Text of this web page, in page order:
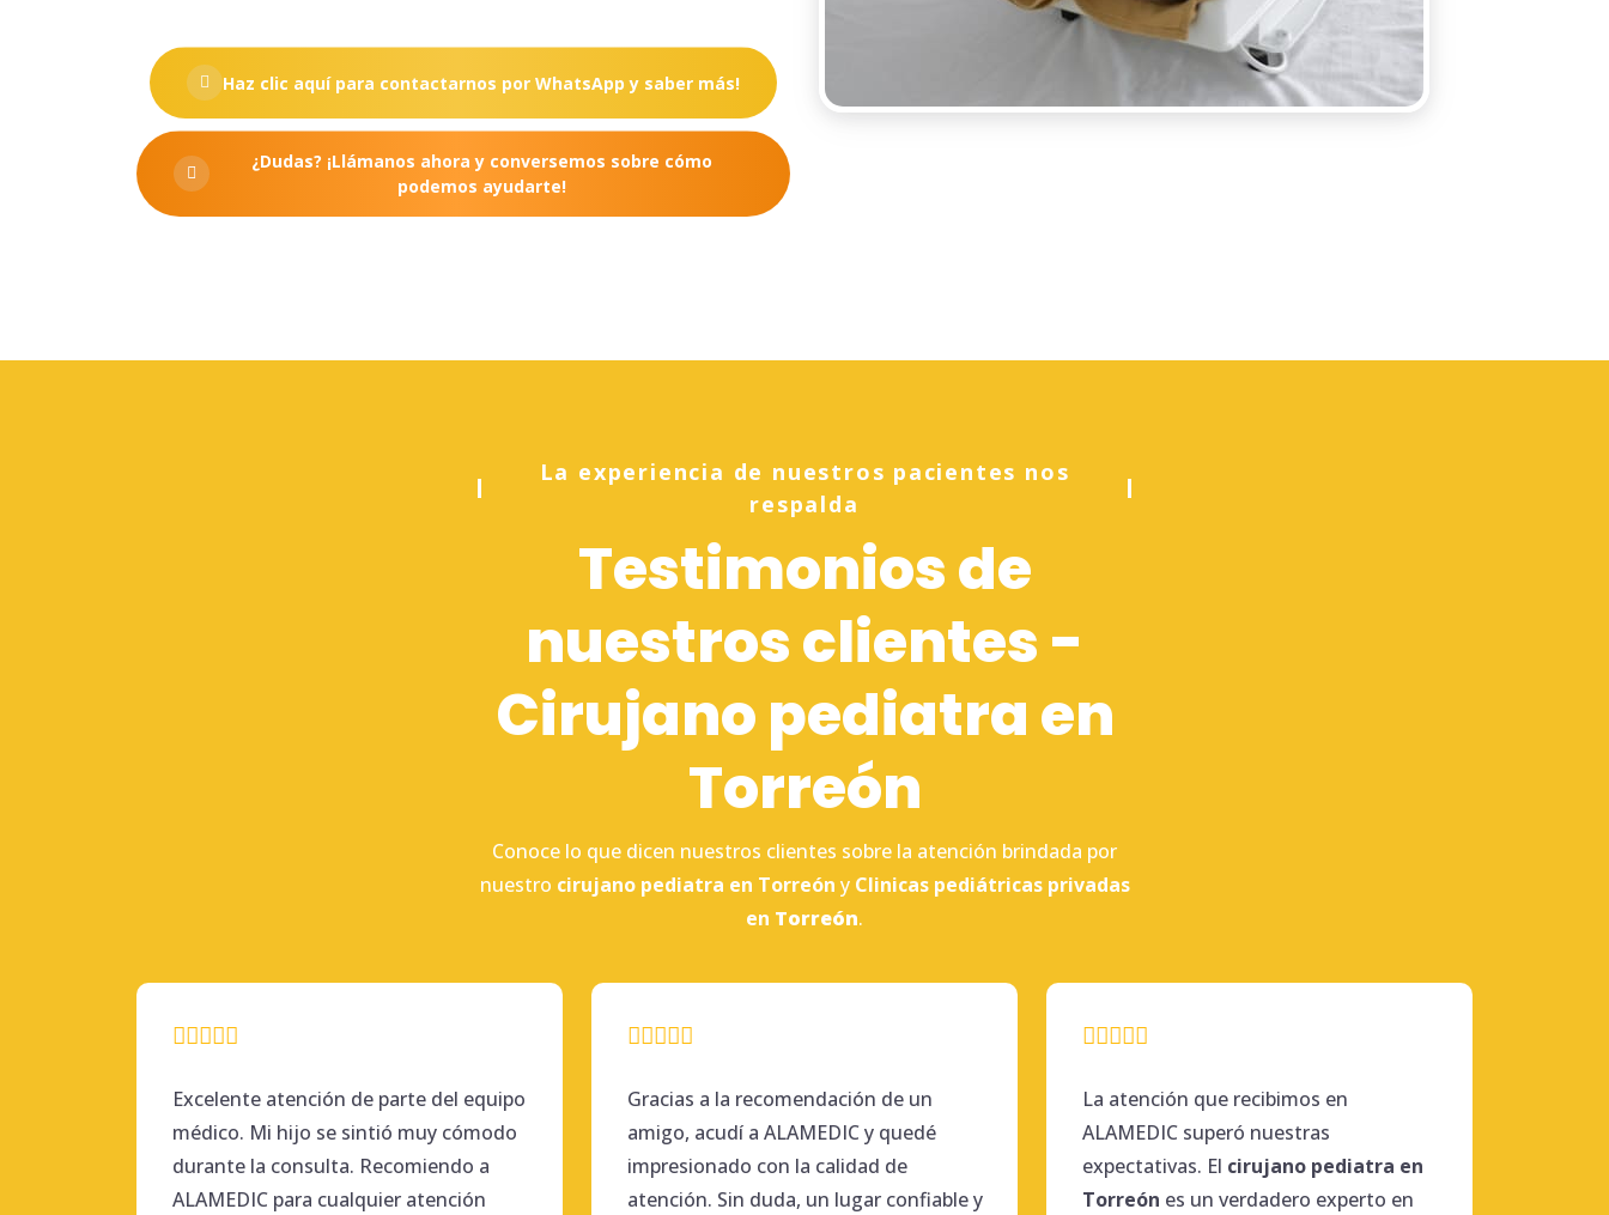
Haz clic aquí para contactarnos por WhatsApp y saber más!
¿Dudas? ¡Llámanos ahora y conversemos sobre cómo
podemos ayudarte!
La experiencia de nuestros pacientes nos
respalda
Testimonios de
nuestros clientes -
Cirujano pediatra en
Torreón
Conoce lo que dicen nuestros clientes sobre la atención brindada por
nuestro cirujano pediatra en Torreón y Clinicas pediátricas privadas
en Torreón.
Excelente atención de parte del equipo
médico. Mi hijo se sintió muy cómodo
durante la consulta. Recomiendo a
ALAMEDIC para cualquier atención
Gracias a la recomendación de un
amigo, acudí a ALAMEDIC y quedé
impresionado con la calidad de
atención. Sin duda, un lugar confiable y
La atención que recibimos en
ALAMEDIC superó nuestras
expectativas. El cirujano pediatra en
Torreón es un verdadero experto en